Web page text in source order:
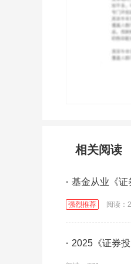
相关阅读
· 基金从业《证
强烈推荐 阅读：
· 2025《证券